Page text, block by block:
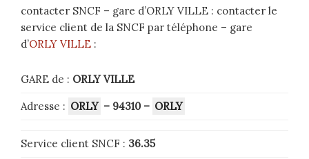
contacter SNCF – gare d’ORLY VILLE : contacter le
service client de la SNCF par téléphone – gare
d’ORLY VILLE :
GARE de : ORLY VILLE
Adresse : ORLY – 94310 – ORLY
Service client SNCF : 36.35